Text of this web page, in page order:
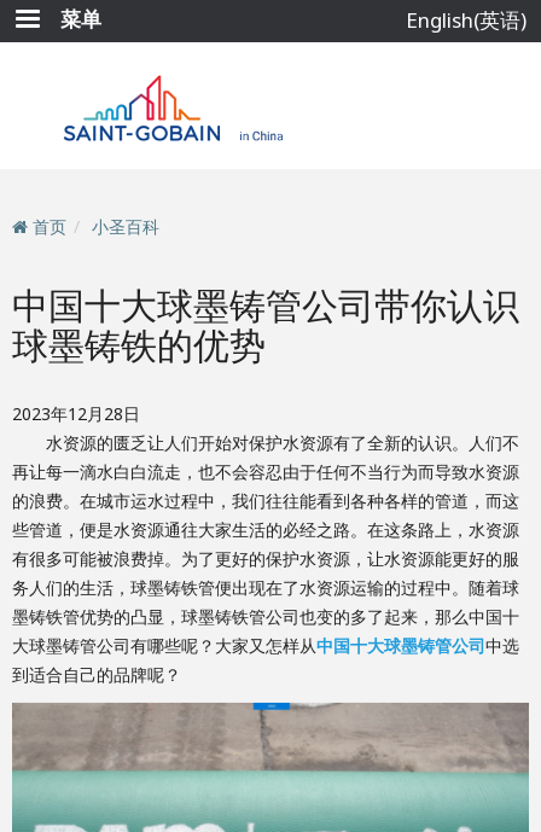
跳
转
菜单 English(英语)
首页 小圣百科
中国十大球墨铸管公司带你认识
球墨铸铁的优势
2023年12月28日
水资源的匮乏让人们开始对保护水资源有了全新的认识。人们不
再让每一滴水白白流走，也不会容忍由于任何不当行为而导致水资源
的浪费。在城市运水过程中，我们往往能看到各种各样的管道，而这
些管道，便是水资源通往大家生活的必经之路。在这条路上，水资源
有很多可能被浪费掉。为了更好的保护水资源，让水资源能更好的服
务人们的生活，球墨铸铁管便出现在了水资源运输的过程中。随着球
墨铸铁管优势的凸显，球墨铸铁管公司也变的多了起来，那么中国十
大球墨铸管公司有哪些呢？大家又怎样从中国十大球墨铸管公司中选
到适合自己的品牌呢？